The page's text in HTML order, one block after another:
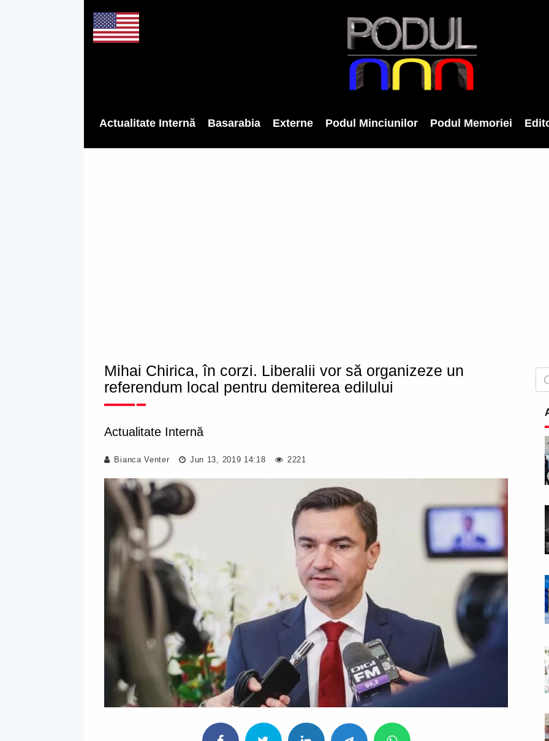
Actualitate Internă Basarabia Externe Podul Minciunilor Podul Memoriei
Mihai Chirica, în corzi. Liberalii vor să organizeze un
referendum local pentru demiterea edilului
Actualitate Internă
Bianca Venter Jun 13, 2019 14:18 2221